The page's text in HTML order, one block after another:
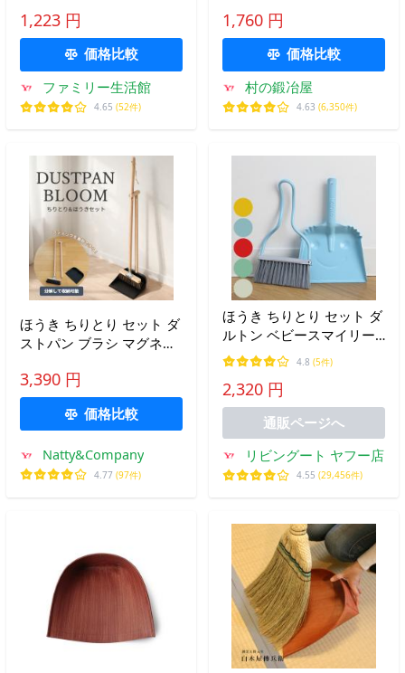
1,223 円
価格比較
ファミリー生活館
4.65 (52件)
1,760 円
価格比較
村の鍛冶屋
4.63 (6,350件)
ほうき ちりとり セット ダ
ストパン ブラシ マグネッ
柔らかい 掃除道具 掃除グ
ッズ 室内 リビング 玄関
北欧 ナチュラル シンプル
3,390 円
価格比較
Natty&Company
4.77 (97件)
ほうき ちりとり セット ダ
ルトン ベビースマイリー
Sサイズ （ DULTON ホウ
キ チリトリ かわいい ミニ
コンパクト 箒 ミニほうき
卓上 サッシ ）
4.8 (5件)
2,320 円
通販ページへ
リビングート ヤフー店
4.55 (29,456件)